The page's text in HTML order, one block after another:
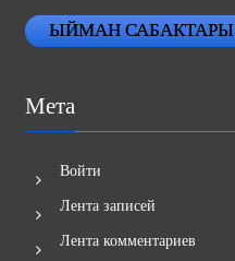
ЫЙМАН САБАКТАРЫ
Мета
Войти
Лента записей
Лента комментариев